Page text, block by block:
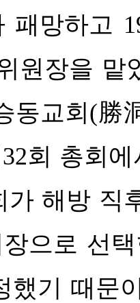
패망하고
원장을 맡
동교회 (勝
32회 총회
가 해방 직
으로 선
했기 때문